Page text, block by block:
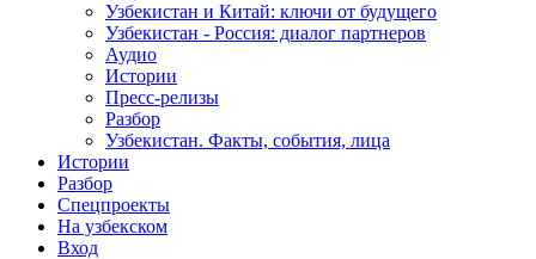
Узбекистан и Китай: ключи от будущего
Узбекистан - Россия: диалог партнеров
Аудио
Истории
Пресс-релизы
Разбор
Узбекистан. Факты, события, лица
Истории
Разбор
Спецпроекты
На узбекском
Вход